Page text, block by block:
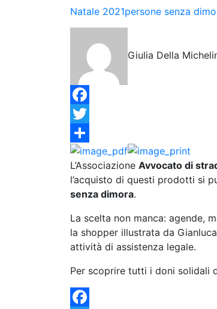
Natale 2021persone senza
Giulia Della
Facebook
Twitter
Condividi
L’Associazione Avvocato di
l’acquisto di questi prodotti si
senza dimora.
La scelta non manca: agende,
la shopper illustrata da
attività di assistenza legale.
Per scoprire tutti i doni solidali